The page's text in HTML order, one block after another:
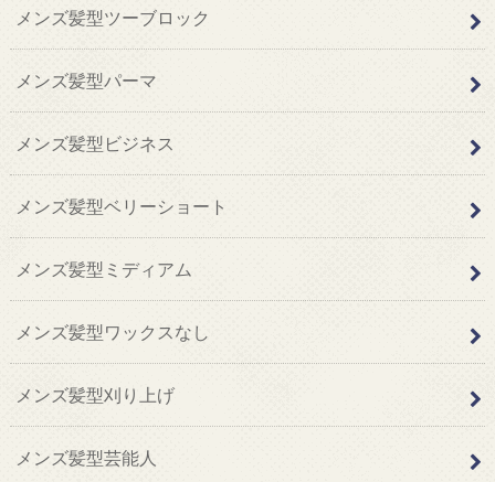
メンズ髪型ツーブロック
メンズ髪型パーマ
メンズ髪型ビジネス
メンズ髪型ベリーショート
メンズ髪型ミディアム
メンズ髪型ワックスなし
メンズ髪型刈り上げ
メンズ髪型芸能人